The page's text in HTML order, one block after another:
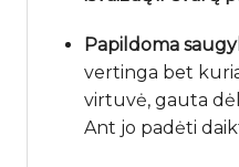
Papildoma
vertinga bet
virtuvė, gauta dėl
Ant jo padėti